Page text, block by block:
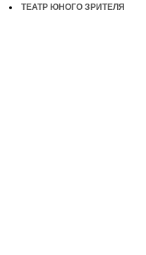
ТЕАТР ЮНОГО ЗРИТЕЛЯ